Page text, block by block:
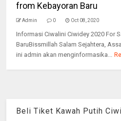
from Kebayoran Baru
Admin 0 Oct 08, 2020
Informasi Ciwalini Ciwidey 2020 For
BaruBissmillah Salam Sejahtera,
ini admin akan menginformasika...
Beli Tiket Kawah Putih